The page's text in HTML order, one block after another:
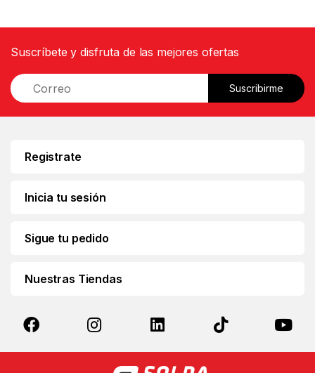
Suscríbete y disfruta de las mejores ofertas
E
m
Suscribirme
Registrate
Inicia tu sesión
Sigue tu pedido
Nuestras Tiendas